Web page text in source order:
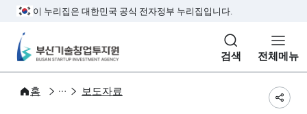
본문 바로가기
주메뉴 바로가기
서브메뉴 바로가기
하단메뉴 바로가기
이 누리집은 대한민국 공식 전자정부 누리집입니다.
부산기술창업투자원
검색 전체메뉴
홈
소식과정보
BSIA 새소식 보도자료
공